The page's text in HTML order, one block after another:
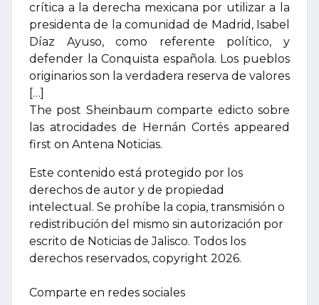
crítica a la derecha mexicana por utilizar a la
presidenta de la comunidad de Madrid, Isabel
Díaz Ayuso, como referente político, y
defender la Conquista española. Los pueblos
originarios son la verdadera reserva de valores
[…]
The post Sheinbaum comparte edicto sobre
las atrocidades de Hernán Cortés appeared
first on Antena Noticias.
Este contenido está protegido por los
derechos de autor y de propiedad
intelectual. Se prohíbe la copia, transmisión o
redistribución del mismo sin autorización por
escrito de Noticias de Jalisco. Todos los
derechos reservados, copyright 2026.
Comparte en redes sociales